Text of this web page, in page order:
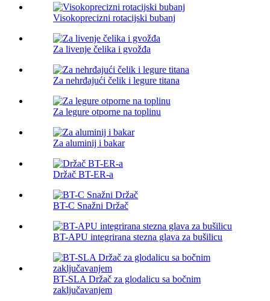
Visokoprecizni rotacijski bubanj
Za livenje čelika i gvožđa
Za nehrđajući čelik i legure titana
Za legure otporne na toplinu
Za aluminij i bakar
Držač BT-ER-a
BT-C Snažni Držač
BT-APU integrirana stezna glava za bušilicu
BT-SLA Držač za glodalicu sa bočnim
zaključavanjem